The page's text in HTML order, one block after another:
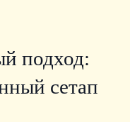
подход:
сетап